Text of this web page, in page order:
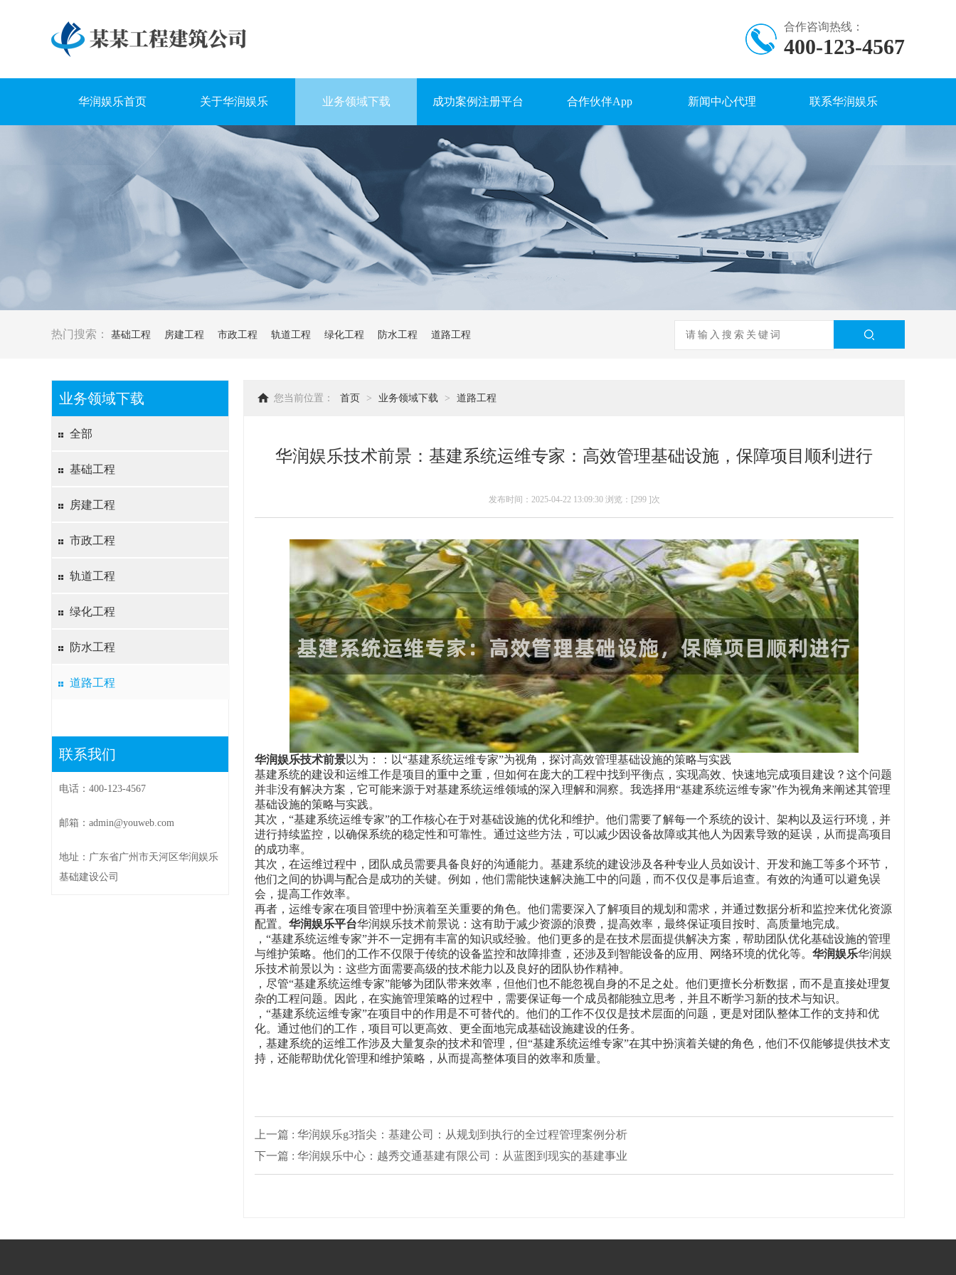
合作咨询热线：
400-123-4567
华润娱乐首页 关于华润娱乐 业务领域下载 成功案例注册平台 合作伙伴App 新闻中心代理 联系华润娱乐
热门搜索： 基础工程 房建工程 市政工程 轨道工程 绿化工程 防水工程 道路工程
业务领域下载
全部
基础工程
房建工程
市政工程
轨道工程
绿化工程
防水工程
道路工程
联系我们
电话：400-123-4567
邮箱：admin@youweb.com
地址：广东省广州市天河区华润娱乐
基础建设公司
您当前位置： 首页 > 业务领域下载 > 道路工程
华润娱乐技术前景：基建系统运维专家：高效管理基础设施，保障项目顺利进行
发布时间：2025-04-22 13:09:30 浏览：[299 ]次
华润娱乐技术前景以为：：以“基建系统运维专家”为视角，探讨高效管理基础设施的策略与实践
基建系统的建设和运维工作是项目的重中之重，但如何在庞大的工程中找到平衡点，实现高效、快速地完成项目建设？这个问题
并非没有解决方案，它可能来源于对基建系统运维领域的深入理解和洞察。我选择用“基建系统运维专家”作为视角来阐述其管理
基础设施的策略与实践。
其次，“基建系统运维专家”的工作核心在于对基础设施的优化和维护。他们需要了解每一个系统的设计、架构以及运行环境，并
进行持续监控，以确保系统的稳定性和可靠性。通过这些方法，可以减少因设备故障或其他人为因素导致的延误，从而提高项目
的成功率。
其次，在运维过程中，团队成员需要具备良好的沟通能力。基建系统的建设涉及各种专业人员如设计、开发和施工等多个环节，
他们之间的协调与配合是成功的关键。例如，他们需能快速解决施工中的问题，而不仅仅是事后追查。有效的沟通可以避免误
会，提高工作效率。
再者，运维专家在项目管理中扮演着至关重要的角色。他们需要深入了解项目的规划和需求，并通过数据分析和监控来优化资源
配置。 华润娱乐平台华润娱乐技术前景说：这有助于减少资源的浪费，提高效率，最终保证项目按时、高质量地完成。
，“基建系统运维专家”并不一定拥有丰富的知识或经验。他们更多的是在技术层面提供解决方案，帮助团队优化基础设施的管理
与维护策略。他们的工作不仅限于传统的设备监控和故障排查，还涉及到智能设备的应用、网络环境的优化等。 华润娱乐华润娱
乐技术前景以为：这些方面需要高级的技术能力以及良好的团队协作精神。
，尽管“基建系统运维专家”能够为团队带来效率，但他们也不能忽视自身的不足之处。他们更擅长分析数据，而不是直接处理复
杂的工程问题。因此，在实施管理策略的过程中，需要保证每一个成员都能独立思考，并且不断学习新的技术与知识。
，“基建系统运维专家”在项目中的作用是不可替代的。他们的工作不仅仅是技术层面的问题，更是对团队整体工作的支持和优
化。通过他们的工作，项目可以更高效、更全面地完成基础设施建设的任务。
，基建系统的运维工作涉及大量复杂的技术和管理，但“基建系统运维专家”在其中扮演着关键的角色，他们不仅能够提供技术支
持，还能帮助优化管理和维护策略，从而提高整体项目的效率和质量。
上一篇 : 华润娱乐g3指尖：基建公司：从规划到执行的全过程管理案例分析
下一篇 : 华润娱乐中心：越秀交通基建有限公司：从蓝图到现实的基建事业